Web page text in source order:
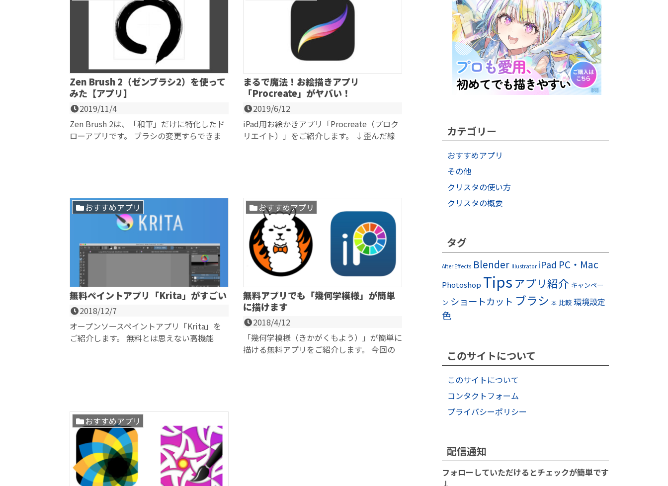
Zen Brush 2（ゼンブラシ2）を使って
みた【アプリ】
2019/11/4
Zen Brush 2は、「和筆」だけに特化したド
ローアプリです。 ブラシの変更すらできま
まるで魔法！お絵描きアプリ
「Procreate」がヤバい！
2019/6/12
iPad用お絵かきアプリ「Procreate（プロク
リエイト）」をご紹介します。 ↓歪んだ線
無料ペイントアプリ「Krita」がすごい
2018/12/7
おすすめアプリ
オープンソースペイントアプリ「Krita」を
ご紹介します。 無料とは思えない高機能
無料アプリでも「幾何学模様」が簡単
に描けます
2018/4/12
おすすめアプリ
「幾何学模様（きかがくもよう）」が簡単に
描ける無料アプリをご紹介します。 今回の
おすすめアプリ
カテゴリー
おすすめアプリ
その他
クリスタの使い方
クリスタの概要
タグ
After Effects Blender Illustrator iPad PC・Mac
Photoshop Tips アプリ紹介 キャンペー
ン ショートカット ブラシ 本 比較 環境設定
色
このサイトについて
このサイトについて
コンタクトフォーム
プライバシーポリシー
配信通知
フォローしていただけるとチェックが簡単です